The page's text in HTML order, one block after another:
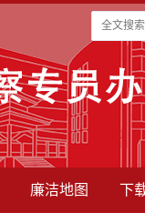
廉洁地图 下